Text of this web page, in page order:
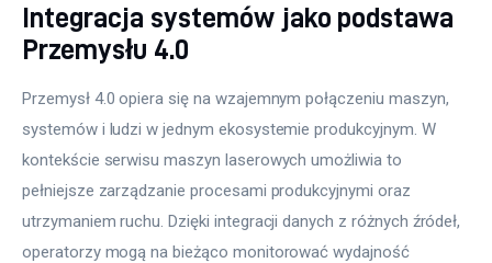
Integracja systemów jako podstawa
Przemysłu 4.0
Przemysł 4.0 opiera się na wzajemnym połączeniu maszyn,
systemów i ludzi w jednym ekosystemie produkcyjnym. W
kontekście serwisu maszyn laserowych umożliwia to
pełniejsze zarządzanie procesami produkcyjnymi oraz
utrzymaniem ruchu. Dzięki integracji danych z różnych źródeł,
operatorzy mogą na bieżąco monitorować wydajność